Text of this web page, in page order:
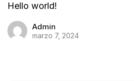
Hello world!
Admin
marzo 7, 2024